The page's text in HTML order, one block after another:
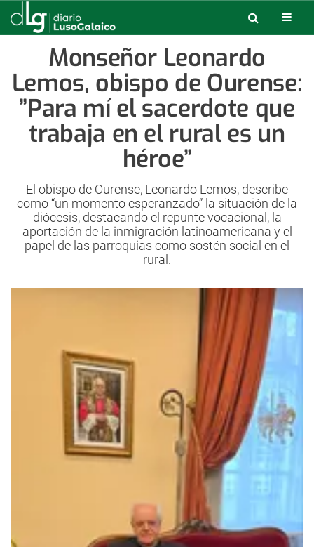
Monseñor Leonardo
Lemos, obispo de Ourense:
”Para mí el sacerdote que
trabaja en el rural es un
héroe”
El obispo de Ourense, Leonardo Lemos, describe
como “un momento esperanzado” la situación de la
diócesis, destacando el repunte vocacional, la
aportación de la inmigración latinoamericana y el
papel de las parroquias como sostén social en el
rural.